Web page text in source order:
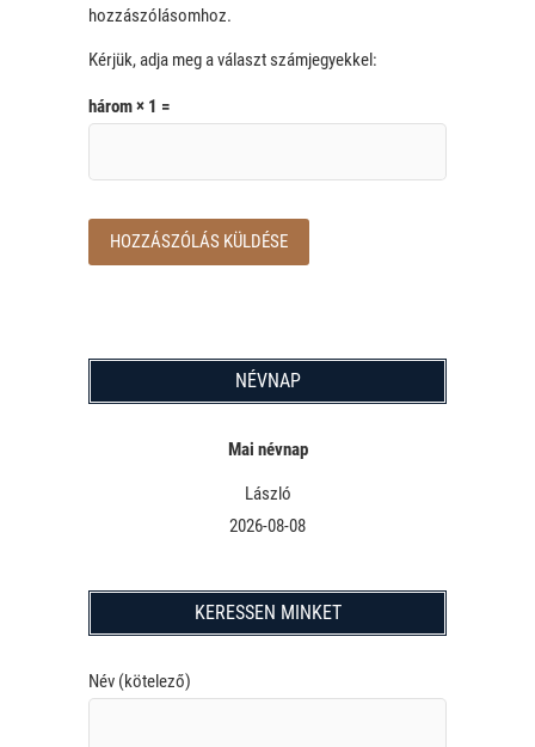
hozzászólásomhoz.
Kérjük, adja meg a választ számjegyekkel:
három × 1 =
NÉVNAP
Mai névnap
László
2026-08-08
KERESSEN MINKET
Név (kötelező)